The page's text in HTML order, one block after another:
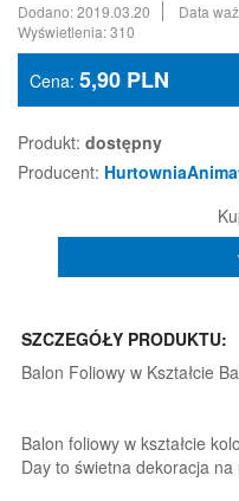
Dodano: 2019.03.20
Data
Wyświetlenia: 310
Cena: 5,90 PLN
Produkt: dostępny
Producent:
SZCZEGÓŁY PRODUKTU:
Balon Foliowy w Kształcie
Balon foliowy w kształcie
Day to świetna dekoracja na